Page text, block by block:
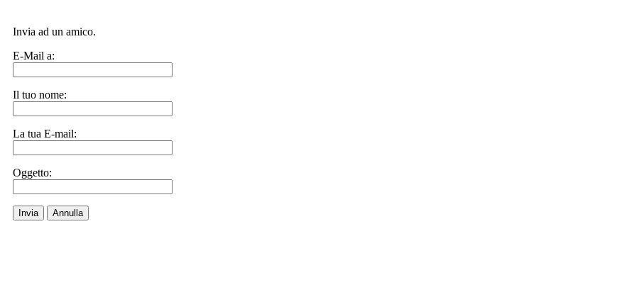
Invia ad un amico.
E-Mail a:
Il tuo nome:
La tua E-mail:
Oggetto:
Invia Annulla